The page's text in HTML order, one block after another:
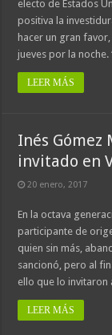
electo de Estados
positiva la
hacer un gran
jueves por la
LEER MÁS
Inés Gómez
invitado en
20 enero, 2017
En la octava
participante de
quien sin más,
sancionó, pero al
ello que lo invitaron
LEER MÁS